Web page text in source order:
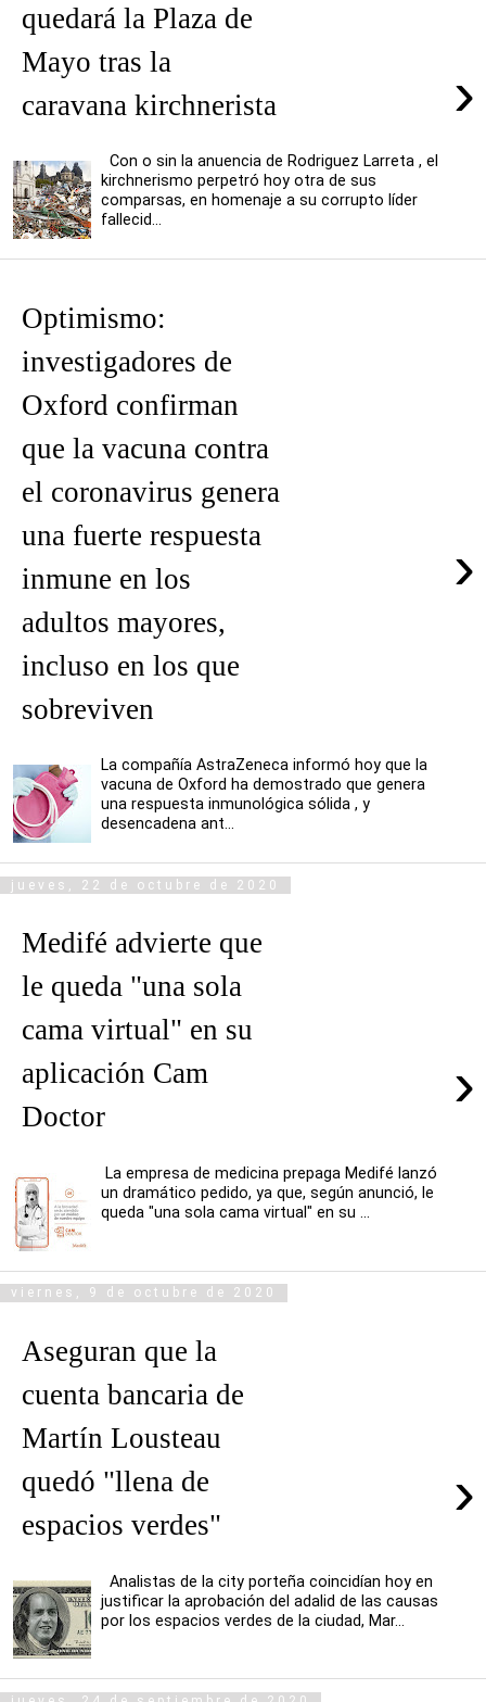
quedará la Plaza de
Mayo tras la
caravana kirchnerista
›
Con o sin la anuencia de Rodriguez Larreta , el
kirchnerismo perpetró hoy otra de sus
comparsas, en homenaje a su corrupto líder
fallecid...
Optimismo:
investigadores de
Oxford confirman
que la vacuna contra
el coronavirus genera
una fuerte respuesta
inmune en los
adultos mayores,
incluso en los que
sobreviven
›
La compañía AstraZeneca informó hoy que la
vacuna de Oxford ha demostrado que genera
una respuesta inmunológica sólida , y
desencadena ant...
jueves, 22 de octubre de 2020
Medifé advierte que
le queda "una sola
cama virtual" en su
aplicación Cam
Doctor
›
La empresa de medicina prepaga Medifé lanzó
un dramático pedido, ya que, según anunció, le
queda "una sola cama virtual" en su ...
viernes, 9 de octubre de 2020
Aseguran que la
cuenta bancaria de
Martín Lousteau
quedó "llena de
espacios verdes"
›
Analistas de la city porteña coincidían hoy en
justificar la aprobación del adalid de las causas
por los espacios verdes de la ciudad, Mar...